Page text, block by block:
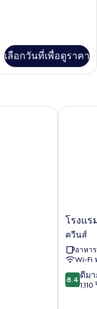
เลือกวันที่เพื่อดูราคา
โรงแรม
แอล
ไอซี
แมน
ฮัต
ตัน
วิว
โรงแ
ควีนส์
อาหา
Wi-Fi
8.4
จาก
8.4 ดีม
โรงแรม